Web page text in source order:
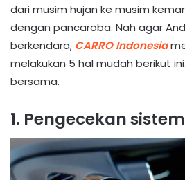
dari musim hujan ke musim
dengan pancaroba. Nah agar
berkendara, CARRO Indonesia
melakukan 5 hal mudah berikut
bersama.
1. Pengecekan